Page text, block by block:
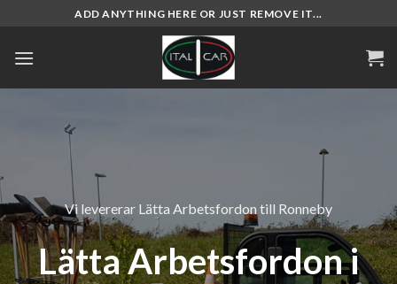
content
ADD ANYTHING HERE OR JUST REMOVE IT...
Vi levererar Lätta Arbetsfordon till Ronneby
Lätta Arbetsfordon i